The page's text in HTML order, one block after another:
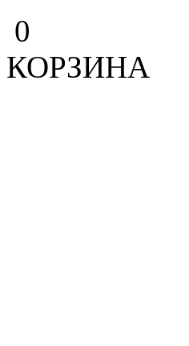
0
КОРЗИНА